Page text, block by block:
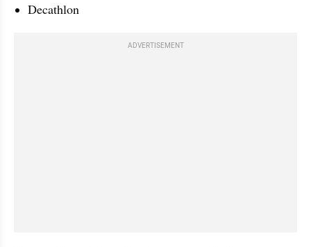
Decathlon
ADVERTISEMENT